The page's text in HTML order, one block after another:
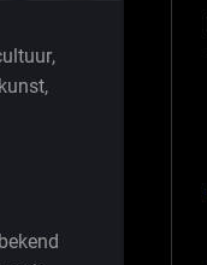
,
kunst,